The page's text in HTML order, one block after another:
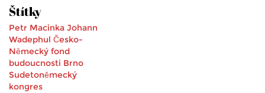
Štítky
Petr Macinka Johann
Wadephul Česko-
Německý fond
budoucnosti Brno
Sudetoněmecký
kongres